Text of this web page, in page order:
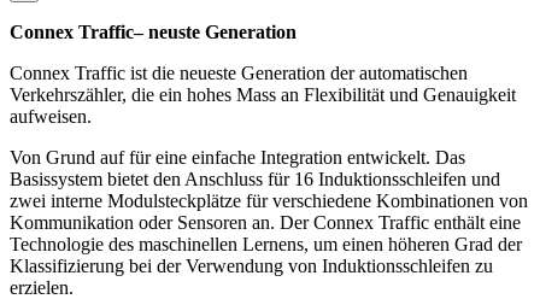
Connex Traffic– neuste Generation
Connex Traffic ist die neueste Generation der automatischen
Verkehrszähler, die ein hohes Mass an Flexibilität und Genauigkeit
aufweisen.
Von Grund auf für eine einfache Integration entwickelt. Das
Basissystem bietet den Anschluss für 16 Induktionsschleifen und
zwei interne Modulsteckplätze für verschiedene Kombinationen von
Kommunikation oder Sensoren an. Der Connex Traffic enthält eine
Technologie des maschinellen Lernens, um einen höheren Grad der
Klassifizierung bei der Verwendung von Induktionsschleifen zu
erzielen.